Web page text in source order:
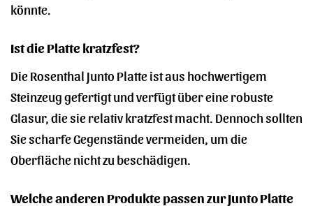
könnte.
Ist die Platte kratzfest?
Die Rosenthal Junto Platte ist aus hochwertigem
Steinzeug gefertigt und verfügt über eine robuste
Glasur, die sie relativ kratzfest macht. Dennoch sollten
Sie scharfe Gegenstände vermeiden, um die
Oberfläche nicht zu beschädigen.
Welche anderen Produkte passen zur Junto Platte